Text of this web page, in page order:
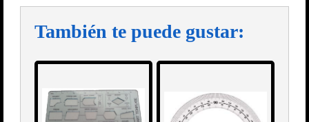
También te puede gustar: